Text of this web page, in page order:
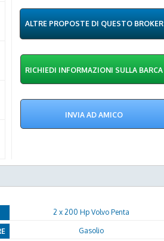
ALTRE PROPOSTE DI QUESTO BROKER
2 x 200 Hp Volvo Penta
Gasolio